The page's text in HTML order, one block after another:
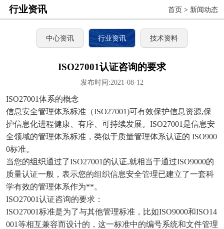
行业资讯 首页 > 新闻动态
中心资讯 行业资讯 技术资料
ISO27001认证咨询的要求
发布时间:2021-08-12
ISO27001体系的概念
信息安全管理体系标准（ISO27001)可有效保护信息资源,保
护信息化进程健康、有序、可持续发展。ISO27001是信息安
全领域的管理体系标准，类似于质量管理体系认证的 ISO900
0标准。
当您的组织通过了ISO27001的认证,就相当于通过ISO9000的
质量认证一般，表示您的组织信息安全管理已建立了一套科
学有效的管理体系作为**。
ISO27001认证咨询的要求：
ISO27001标准是为了与其他管理标准，比如ISO9000和ISO14
001等相互兼容而设计的，这一标准中的编号系统和文件管理
TS16949认证
CQC志愿产品认证